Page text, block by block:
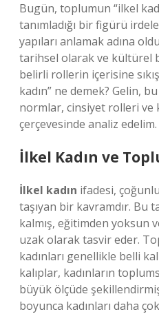
Bugün, toplumun “ilkel
tanımladığı bir figürü
yapıları anlamak adına
tarihsel olarak ve kültürel
belirli rollerin içerisine
kadın” ne demek? Gelin,
normlar, cinsiyet rolleri
çerçevesinde analiz edelim.
İlkel Kadın ve
İlkel kadın ifadesi,
taşıyan bir kavramdır. Bu
kalmış, eğitimden yoksun
uzak olarak tasvir eder.
kadınları genellikle belli
kalıplar, kadınların
büyük ölçüde
boyunca kadınları daha